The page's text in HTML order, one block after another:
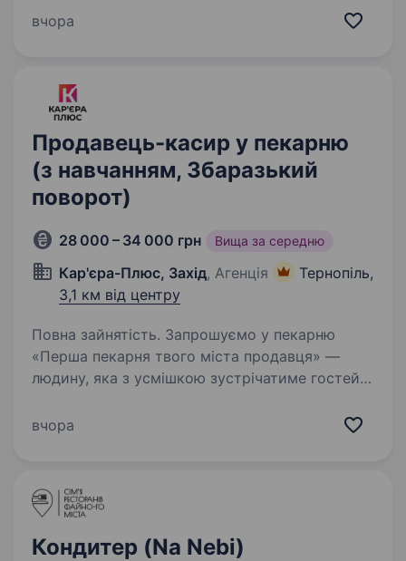
графік 3/3 або 4/2 з 05:00 до 13−14:00 год
вчора
Продавець-касир у пекарню
(з навчанням, Збаразький
поворот)
28 000 – 34 000 грн Вища за середню
Кар'єра-Плюс, Захід, Агенція
Тернопіль,
3,1 км від центру
Повна зайнятість. Запрошуємо у пекарню
«Перша пекарня твого міста продавця» —
людину, яка з усмішкою зустрічатиме гостей і
Що ми пропонуємо: Оплату за навчання та
вчора
Кондитер (Na Nebi)